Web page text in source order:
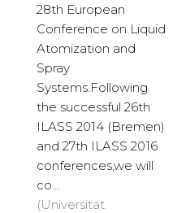
28th European
Conference on Liquid
Atomization and
Spray
Systems.Following
the successful 26th
ILASS 2014 (Bremen)
and 27th ILASS 2016
conferences,we will
co...
(Universitat